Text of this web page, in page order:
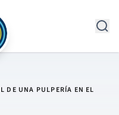
DE UNA PULPERÍA EN EL